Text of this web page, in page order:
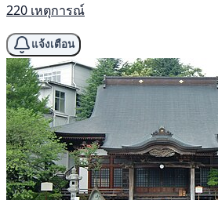
220 เหตุการณ์
แจ้งเตือน